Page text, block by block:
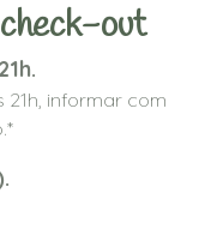
out
informar com